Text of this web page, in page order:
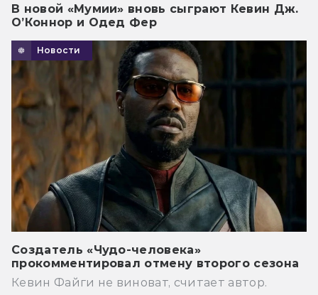
В новой «Мумии» вновь сыграют Кевин Дж.
О’Коннор и Одед Фер
Новости
Создатель «Чудо-человека»
прокомментировал отмену второго сезона
Кевин Файги не виноват, считает автор.